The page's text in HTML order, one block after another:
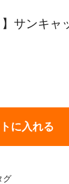
】サンキャ
に入れる
グ